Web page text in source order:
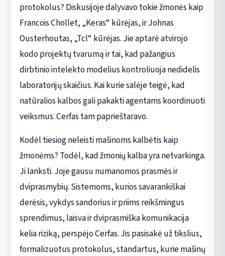
protokolus? Diskusijoje dalyvavo tokie žmonės kaip
Francois Chollet, „Keras“ kūrėjas, ir Johnas
Ousterhoutas, „Tcl“ kūrėjas. Jie aptarė atvirojo
kodo projektų tvarumą ir tai, kad pažangius
dirbtinio intelekto modelius kontroliuoja nedidelis
laboratorijų skaičius. Kai kurie salėje teigė, kad
natūralios kalbos gali pakakti agentams koordinuoti
veiksmus. Cerfas tam paprieštaravo.
Kodėl tiesiog neleisti mašinoms kalbėtis kaip
žmonėms? Todėl, kad žmonių kalba yra netvarkinga.
Ji lanksti. Joje gausu numanomos prasmės ir
dviprasmybių. Sistemoms, kurios savarankiškai
derėsis, vykdys sandorius ir priims reikšmingus
sprendimus, laisva ir dviprasmiška komunikacija
kelia riziką, perspėjo Cerfas. Jis pasisakė už tikslius,
formalizuotus protokolus, standartus, kurie mašinų